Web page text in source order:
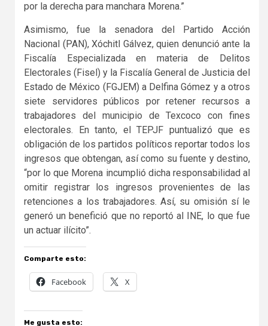
por la derecha para manchara Morena.”
Asimismo, fue la senadora del Partido Acción
Nacional (PAN), Xóchitl Gálvez, quien denunció ante la
Fiscalía Especializada en materia de Delitos
Electorales (Fisel) y la Fiscalía General de Justicia del
Estado de México (FGJEM) a Delfina Gómez y a otros
siete servidores públicos por retener recursos a
trabajadores del municipio de Texcoco con fines
electorales. En tanto, el TEPJF puntualizó que es
obligación de los partidos políticos reportar todos los
ingresos que obtengan, así como su fuente y destino,
“por lo que Morena incumplió dicha responsabilidad al
omitir registrar los ingresos provenientes de las
retenciones a los trabajadores. Así, su omisión sí le
generó un benefició que no reportó al INE, lo que fue
un actuar ilícito”.
Comparte esto:
Facebook X
Me gusta esto: